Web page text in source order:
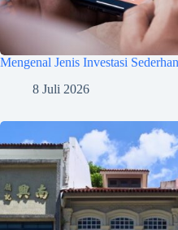
Mengenal Jenis Investasi
8 Juli 2026